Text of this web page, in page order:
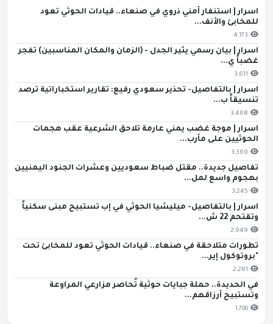
اسرار | استنفار أمني ذروي في صنعاء.. قيادات الحوثي تعود
للمخابئ والأنف...
4,173
اسرار | بيان رسمي يثير الجدل - (الزمان والمكان المناسبين) تفجر
غضباً ي...
3,611
اسرار | بالتفاصيل- تحذير سعودي رفيع: تقارير استخباراتية ترصد
تنسيقاً ب...
3,468
اسرار | موجة غضب يمني عارمة تلاحق الشرعية عقب هجمات
الحوثيين على مأرب...
3,369
تفاصيل جديدة.. مقتل ضباط سعوديين وعشرات الجنود اليمنيين
بهجوم واسع لمل...
3,245
اسرار | بالتفاصيل- ميليشيا الحوثي في إب تستبيح مبنى سكنياً
وتقتحم 22 ش...
2,949
تطورات متلاحقة في صنعاء.. قيادات الحوثي تعود للمخابئ تحت
"بروتوكول إير...
2,281
في الحديدة.. حملة جبايات حوثية تُحاصر مزارعي المراوعة
وتستبيح أرزاقهم...
1,700